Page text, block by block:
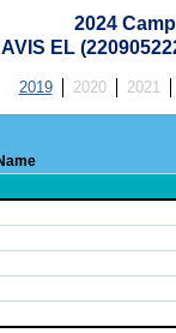
2024
EL
2019 2020 2021